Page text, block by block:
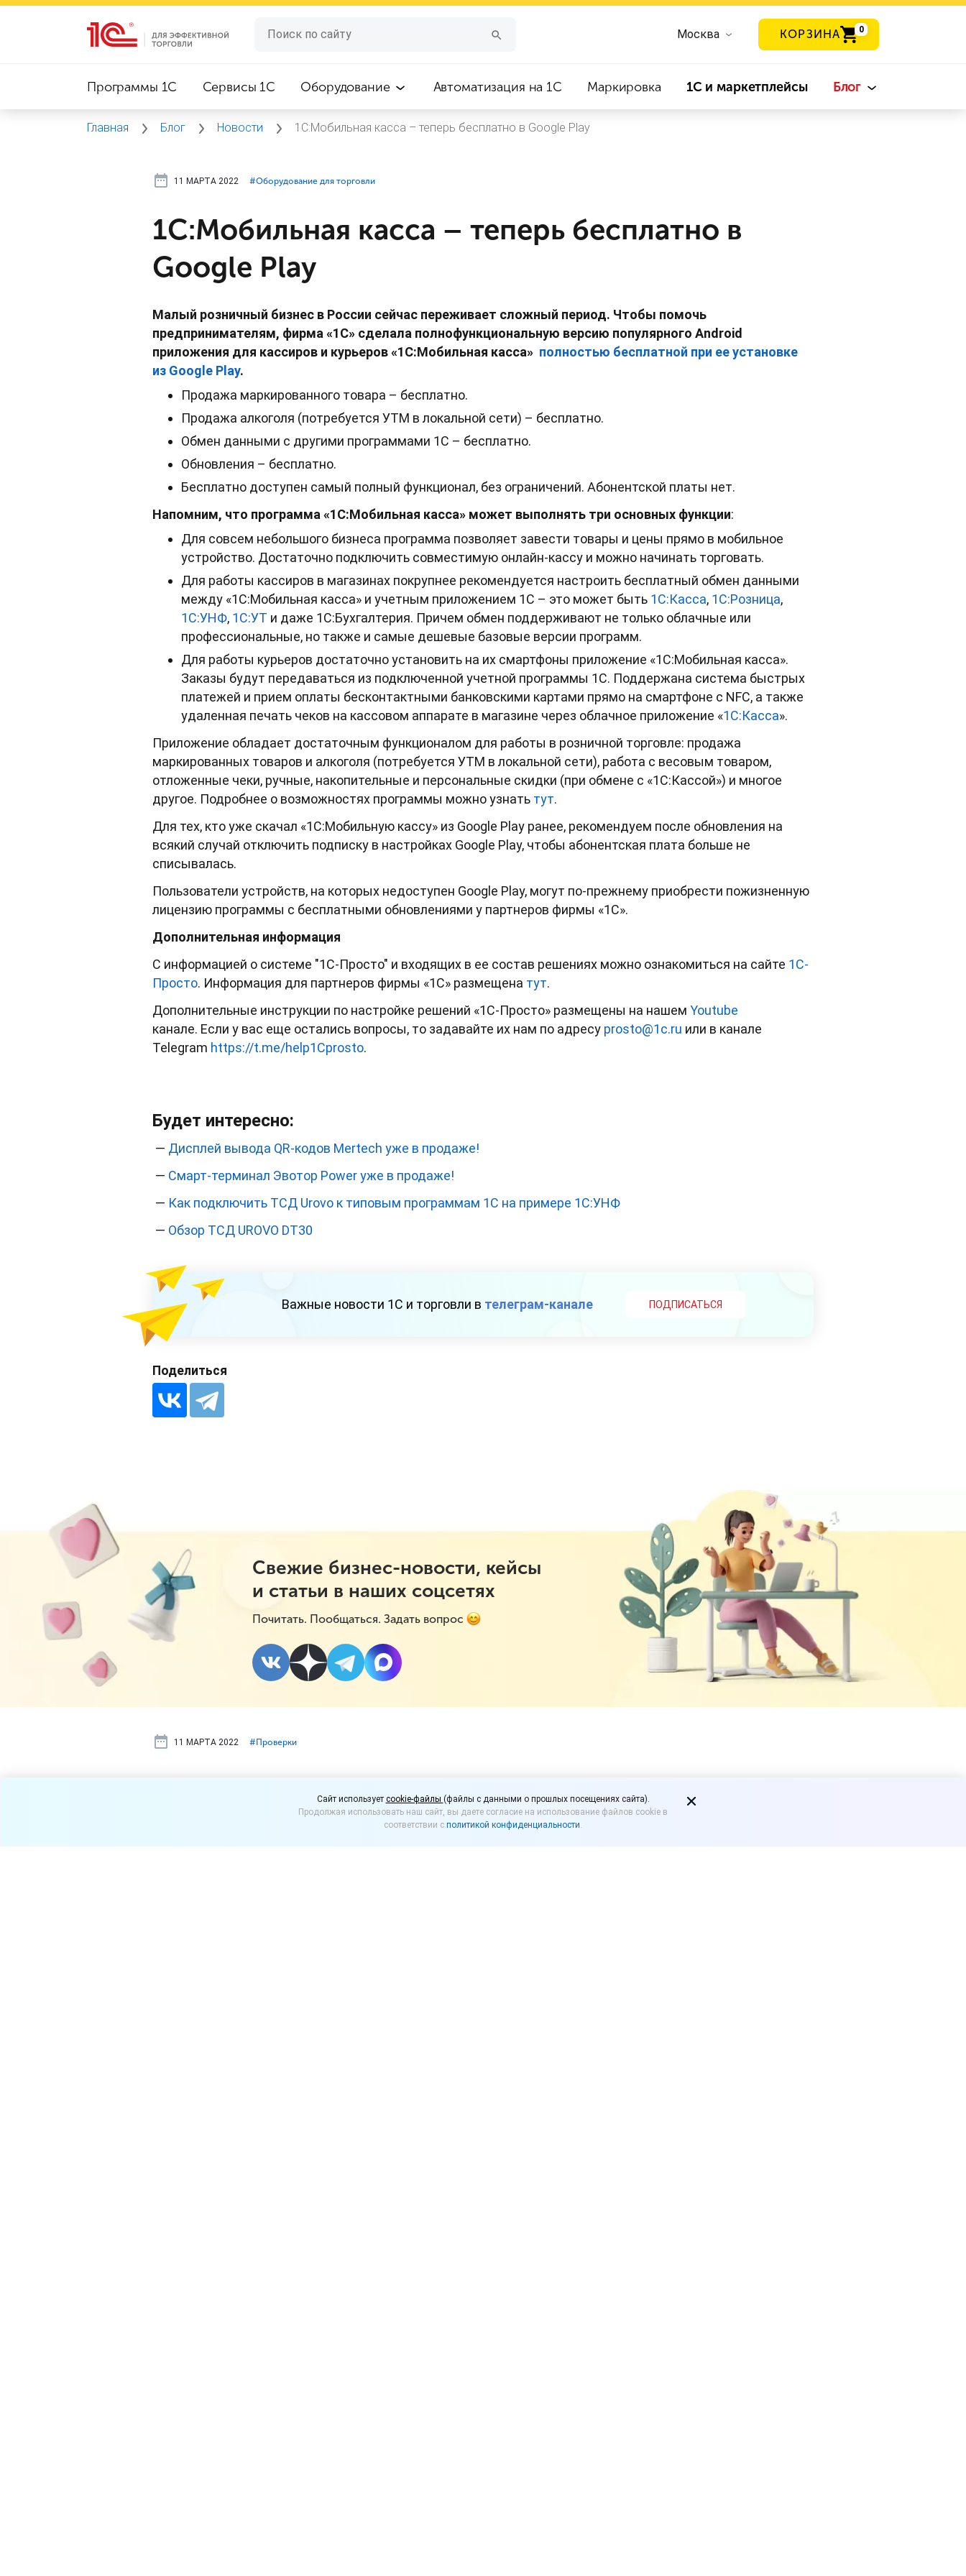
Москва КОРЗИНА 0
Программы 1C Сервисы 1C Оборудование Автоматизация на 1С Маркировка 1С и маркетплейсы Блог
Главная Блог Новости 1С:Мобильная касса – теперь бесплатно в Google Play
11 МАРТА 2022 #⁣Оборудование для торговли
1С:Мобильная касса – теперь бесплатно в
Google Play
Малый розничный бизнес в России сейчас переживает сложный период. Чтобы помочь
предпринимателям, фирма «1С» сделала полнофункциональную версию популярного Android
приложения для кассиров и курьеров «1С:Мобильная касса» полностью бесплатной при ее установке
из Google Play.
Продажа маркированного товара – бесплатно.
Продажа алкоголя (потребуется УТМ в локальной сети) – бесплатно.
Обмен данными с другими программами 1С – бесплатно.
Обновления – бесплатно.
Бесплатно доступен самый полный функционал, без ограничений. Абонентской платы нет.
Напомним, что программа «1С:Мобильная касса» может выполнять три основных функции:
Для совсем небольшого бизнеса программа позволяет завести товары и цены прямо в мобильное
устройство. Достаточно подключить совместимую онлайн-кассу и можно начинать торговать.
Для работы кассиров в магазинах покрупнее рекомендуется настроить бесплатный обмен данными
между «1С:Мобильная касса» и учетным приложением 1С – это может быть 1С:Касса, 1С:Розница,
1С:УНФ, 1С:УТ и даже 1С:Бухгалтерия. Причем обмен поддерживают не только облачные или
профессиональные, но также и самые дешевые базовые версии программ.
Для работы курьеров достаточно установить на их смартфоны приложение «1С:Мобильная касса».
Заказы будут передаваться из подключенной учетной программы 1С. Поддержана система быстрых
платежей и прием оплаты бесконтактными банковскими картами прямо на смартфоне с NFC, а также
удаленная печать чеков на кассовом аппарате в магазине через облачное приложение «1С:Касса».
Приложение обладает достаточным функционалом для работы в розничной торговле: продажа
маркированных товаров и алкоголя (потребуется УТМ в локальной сети), работа с весовым товаром,
отложенные чеки, ручные, накопительные и персональные скидки (при обмене с «1С:Кассой») и многое
другое. Подробнее о возможностях программы можно узнать тут.
Для тех, кто уже скачал «1С:Мобильную кассу» из Google Play ранее, рекомендуем после обновления на
всякий случай отключить подписку в настройках Google Play, чтобы абонентская плата больше не
списывалась.
Пользователи устройств, на которых недоступен Google Play, могут по-прежнему приобрести пожизненную
лицензию программы с бесплатными обновлениями у партнеров фирмы «1С».
Дополнительная информация
С информацией о системе "1С-Просто" и входящих в ее состав решениях можно ознакомиться на сайте 1С-
Просто. Информация для партнеров фирмы «1С» размещена тут.
Дополнительные инструкции по настройке решений «1С-Просто» размещены на нашем Youtube
канале. Если у вас еще остались вопросы, то задавайте их нам по адресу prosto@1c.ru или в канале
Telegram https://t.me/help1Cprosto.
Будет интересно:
— Дисплей вывода QR-кодов Mertech уже в продаже!
— Смарт-терминал Эвотор Power уже в продаже!
— Как подключить ТСД Urovo к типовым программам 1С на примере 1С:УНФ
— Обзор ТСД UROVO DT30
Важные новости 1С и торговли в телеграм-канале ПОДПИСАТЬСЯ
Поделиться
Свежие бизнес-новости, кейсы
и статьи в наших соцсетях
Почитать. Пообщаться. Задать вопрос
11 МАРТА 2022 #⁣Проверки
В 2022 году проверок ИП и малого бизнеса не
Cайт использует cookie-файлы (файлы с данными о прошлых посещениях сайта).
Продолжая использовать наш сайт, вы даете согласие на использование файлов cookie в
соответствии с политикой конфиденциальности.